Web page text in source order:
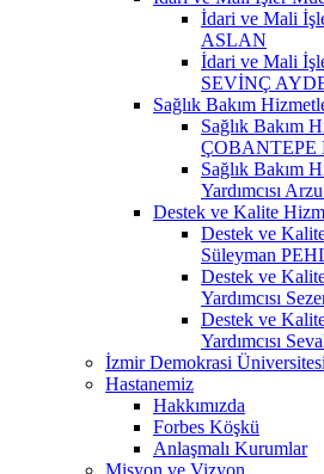
İdari ve Mali
ASLAN
İdari ve Mali
SEVİNÇ
Sağlık Bakım
Sağlık Bakım
ÇOBANTEPE
Sağlık Bakım
Yardımcısı
Destek ve Kalite
Destek ve
Süleyman
Destek ve
Yardımcısı
Destek ve
Yardımcısı
İzmir Demokrasi
Hastanemiz
Hakkımızda
Forbes Köşkü
Anlaşmalı Kurumlar
Misyon ve Vizyon